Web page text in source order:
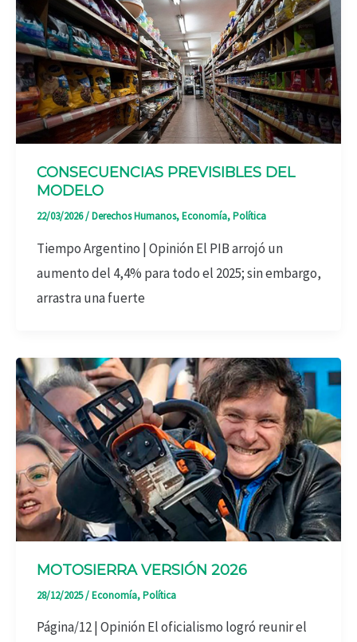
CONSECUENCIAS PREVISIBLES DEL
MODELO
22/03/2026/Derechos Humanos,Economía,Política
Tiempo Argentino | Opinión El PIB arrojó un
aumento del 4,4% para todo el 2025; sin embargo,
arrastra una fuerte
MOTOSIERRA VERSIÓN 2026
28/12/2025/Economía,Política
Página/12 | Opinión El oficialismo logró reunir el